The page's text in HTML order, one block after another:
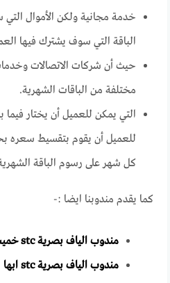
خدمة مجانية ولكن الأموال
الباقة التي سوف يشترك فيها
حيث أن شركات الاتصالات
مختلفة من الباقات الشهرية.
التي يمكن للعميل أن يختار فيما
للعميل أن يقوم بتقسيط سعره
كل شهر على رسوم الباقة
كما يقدم مندوبنا ايضا :-
مندوب الياف بصرية stc خميس مشيط
مندوب الياف بصرية stc ابها